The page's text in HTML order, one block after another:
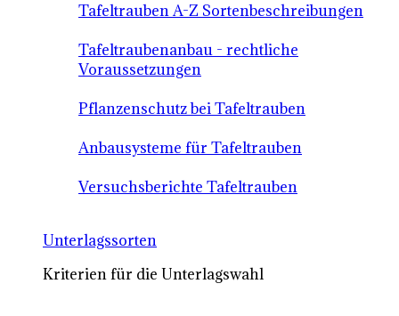
Tafeltrauben A-Z Sortenbeschreibungen
Tafeltraubenanbau - rechtliche
Voraussetzungen
Pflanzenschutz bei Tafeltrauben
Anbausysteme für Tafeltrauben
Versuchsberichte Tafeltrauben
Unterlagssorten
Kriterien für die Unterlagswahl